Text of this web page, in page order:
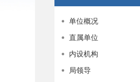
单位概况
直属单位
内设机构
局领导